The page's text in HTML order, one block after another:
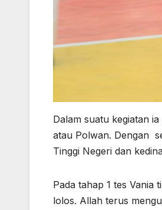
Dalam suatu kegiatan
atau Polwan. Dengan
Tinggi Negeri dan
Pada tahap 1 tes
lolos. Allah terus